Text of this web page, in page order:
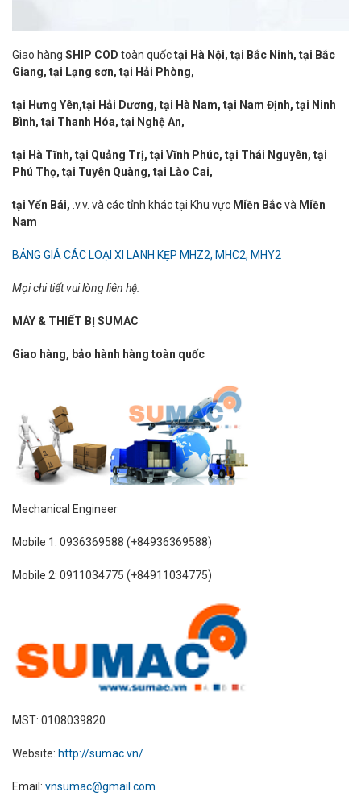
Giao hàng SHIP COD toàn quốctại Hà Nội, tại Bắc Ninh, tại Bắc
Giang, tại Lạng sơn, tại Hải Phòng,
tại Hưng Yên,tại Hải Dương, tại Hà Nam, tại Nam Định, tại Ninh
Bình, tại Thanh Hóa, tại Nghệ An,
tại Hà Tĩnh, tại Quảng Trị, tại Vĩnh Phúc, tại Thái Nguyên, tại
Phú Thọ, tại Tuyên Quàng, tại Lào Cai,
tại Yến Bái, .v.v. và các tỉnh khác tại Khu vực Miền Bắcvà Miền
Nam
BẢNG GIÁ CÁC LOẠI XI LANH KẸP MHZ2, MHC2, MHY2
Mọi chi tiết vui lòng liên hệ:
MÁY & THIẾT BỊ SUMAC
Giao hàng, bảo hành hàng toàn quốc
Mechanical Engineer
Mobile 1: 0936369588 (+84936369588)
Mobile 2: 0911034775 (+84911034775)
MST: 0108039820
Website: http://sumac.vn/
Email: vnsumac@gmail.com